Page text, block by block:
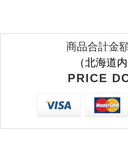
商品合計金
（北海道
PRICE